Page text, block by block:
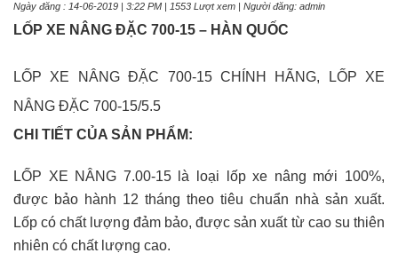
Ngày đăng : 14-06-2019 | 3:22 PM | 1553 Lượt xem | Người đăng: admin
LỐP XE NÂNG ĐẶC 700-15 – HÀN QUỐC
LỐP XE NÂNG ĐẶC 700-15 CHÍNH HÃNG, LỐP XE
NÂNG ĐẶC 700-15/5.5
CHI TIẾT CỦA SẢN PHẨM:
LỐP XE NÂNG 7.00-15 là loại lốp xe nâng mới 100%,
được bảo hành 12 tháng theo tiêu chuẩn nhà sản xuất.
Lốp có chất lượng đảm bảo, được sản xuất từ cao su thiên
nhiên có chất lượng cao.